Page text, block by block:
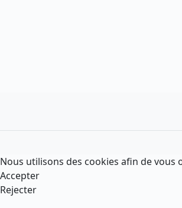
Nous utilisons des cookies afin de
Accepter
Rejecter